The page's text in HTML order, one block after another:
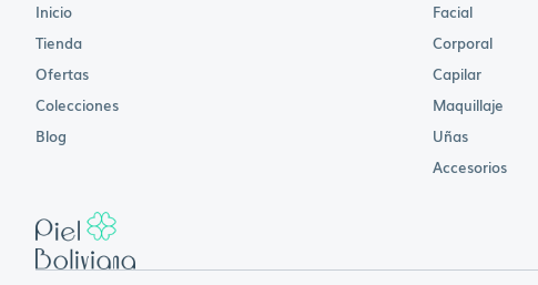
Inicio
Tienda
Ofertas
Colecciones
Blog
Facial
Corporal
Capilar
Maquillaje
Uñas
Accesorios